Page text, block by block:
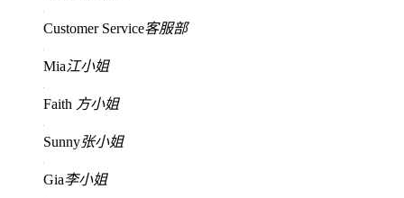
Customer Service客服部
Mia江小姐
Faith 方小姐
Sunny张小姐
Gia李小姐